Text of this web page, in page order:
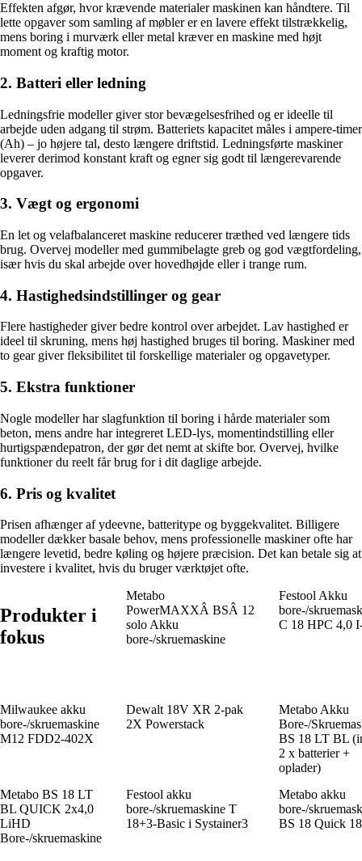
Effekten afgør, hvor krævende materialer maskinen kan håndtere. Til
lette opgaver som samling af møbler er en lavere effekt tilstrækkelig,
mens boring i murværk eller metal kræver en maskine med højt
moment og kraftig motor.
2. Batteri eller ledning
Ledningsfrie modeller giver stor bevægelsesfrihed og er ideelle til
arbejde uden adgang til strøm. Batteriets kapacitet måles i ampere-timer
(Ah) – jo højere tal, desto længere driftstid. Ledningsførte maskiner
leverer derimod konstant kraft og egner sig godt til længerevarende
opgaver.
3. Vægt og ergonomi
En let og velafbalanceret maskine reducerer træthed ved længere tids
brug. Overvej modeller med gummibelagte greb og god vægtfordeling,
især hvis du skal arbejde over hovedhøjde eller i trange rum.
4. Hastighedsindstillinger og gear
Flere hastigheder giver bedre kontrol over arbejdet. Lav hastighed er
ideel til skruning, mens høj hastighed bruges til boring. Maskiner med
to gear giver fleksibilitet til forskellige materialer og opgavetyper.
5. Ekstra funktioner
Nogle modeller har slagfunktion til boring i hårde materialer som
beton, mens andre har integreret LED-lys, momentindstilling eller
hurtigspændepatron, der gør det nemt at skifte bor. Overvej, hvilke
funktioner du reelt får brug for i dit daglige arbejde.
6. Pris og kvalitet
Prisen afhænger af ydeevne, batteritype og byggekvalitet. Billigere
modeller dækker basale behov, mens professionelle maskiner ofte har
længere levetid, bedre køling og højere præcision. Det kan betale sig at
investere i kvalitet, hvis du bruger værktøjet ofte.
Produkter i
fokus
Metabo
PowerMAXXÂ BSÂ 12
solo Akku
bore-/skruemaskine
Festool Akku
bore-/
C 18 HPC 4,0
Milwaukee akku
bore-/skruemaskine
M12 FDD2-402X
Dewalt 18V XR 2-pak
2X Powerstack
Metabo Akku
Bore-/
BS 18 LT BL
2 x batterier +
oplader)
Metabo BS 18 LT
BL QUICK 2x4,0
LiHD
Bore-/skruemaskine
Festool akku
bore-/skruemaskine T
18+3-Basic i Systainer3
Metabo akku
bore-/
BS 18 Quick